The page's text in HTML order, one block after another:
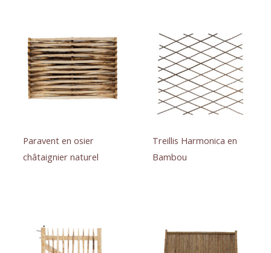
Paravent en osier
châtaignier naturel
Treillis Harmonica en
Bambou